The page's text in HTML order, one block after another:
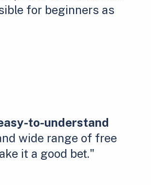
for beginners as
to-understand
wide range of free
it a good bet."